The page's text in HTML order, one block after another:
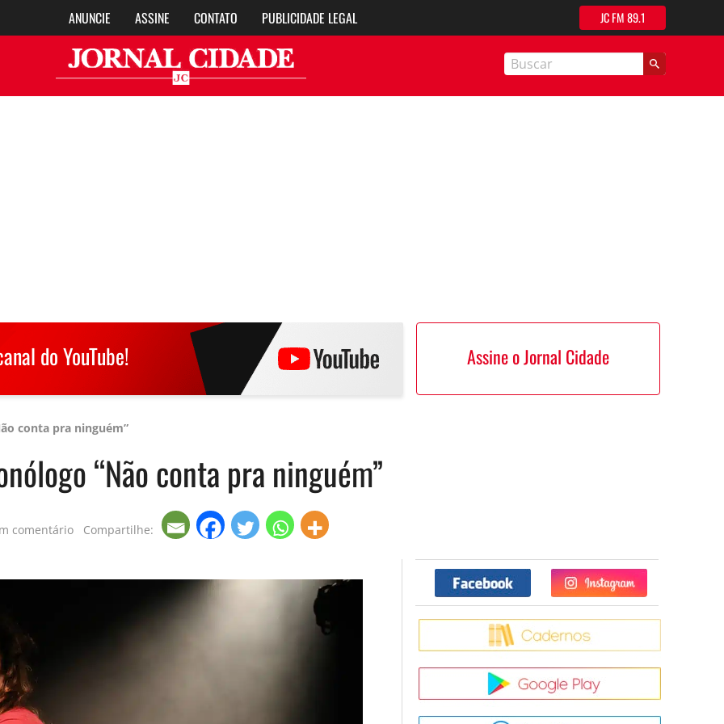
ANUNCIE ASSINE CONTATO PUBLICIDADE LEGAL JC FM 89.1
do YouTube! Assine o Jornal Cidade
conta pra ninguém”
“Não conta pra ninguém”
comentário Compartilhe:
Facebook Twitter